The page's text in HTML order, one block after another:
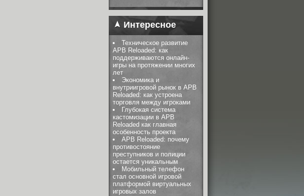
Интересное
Техническое развитие
APB Reloaded: как
поддерживаются онлайн-
игры на протяжении многих
лет
Экономика и
внутриигровой рынок в APB
Reloaded: как устроена
торговля между игроками
Глубокая система
кастомизации в APB
Reloaded как главная
особенность проекта
APB Reloaded: почему
противостояние
преступников и полиции
остается уникальным
Мобильный телефон
стал основной игровой
платформой виртуальных
игровых залов